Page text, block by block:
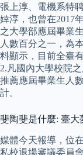
張上淳、電機系特
婞淳，也曾在2017
之大學部應屆畢業
人數百分之一，為
料顯示，目前全臺
2.凡國內大學校院
推薦應屆畢業生人
計。
斐陶斐是什麼: 臺
媒體今天報導，位
私校退場審議委員